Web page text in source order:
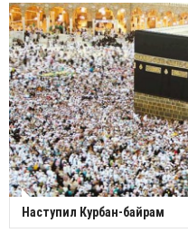
Наступил Курбан-байрам